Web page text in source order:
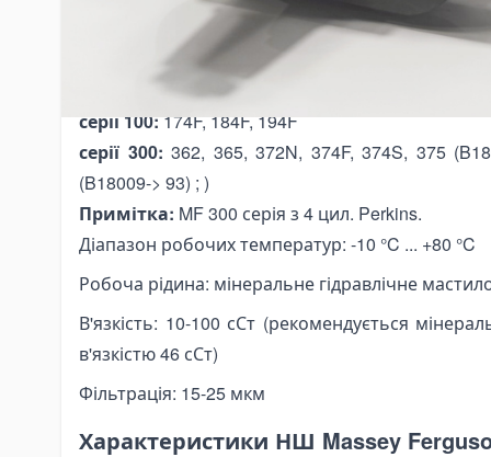
трубогиби
Pipa Manual
Pipe Benders
and Pressing Tools
Presses
Punching Tools
Hydraulic Punching Machines
and Spreader Tools
Flange Spreaders
20+20, з об'ємом 11 + 8,2 см3/об, має
годинникової стрілки).
Massey Ferguson:
серії 100:174F, 184F, 194F
серії 300: 362, 365, 372N, 374F, 374S, 375
(B18009-> 93) ; )
Примітка: MF 300 серія з 4 цил. Perkins.
Діапазон робочих температур: -10 °C ... +80 °C
Робоча рідина: мінеральне гідравлічне
В'язкість: 10-100 сСт (рекомендується
в'язкістю 46 сСт)
Фільтрація: 15-25 мкм
Характеристики НШ Massey